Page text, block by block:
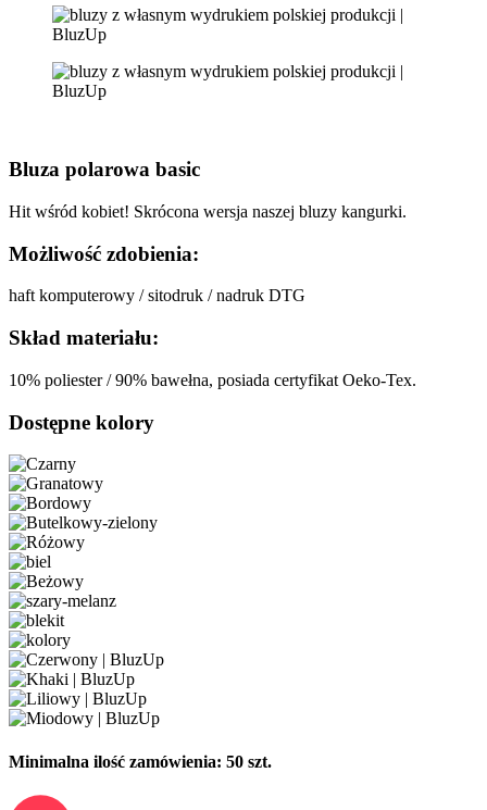
Bluza polarowa basic
Hit wśród kobiet! Skrócona wersja naszej bluzy kangurki.
Możliwość zdobienia:
haft komputerowy / sitodruk / nadruk DTG
Skład materiału:
10% poliester / 90% bawełna, posiada certyfikat Oeko-Tex.
Dostępne kolory
Minimalna ilość zamówienia: 50 szt.